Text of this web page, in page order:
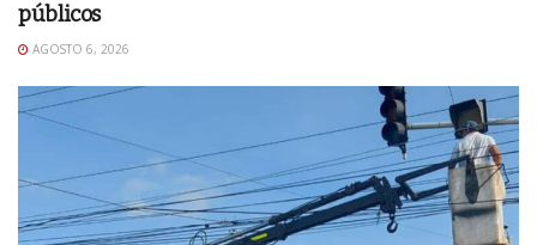
públicos
AGOSTO 6, 2026